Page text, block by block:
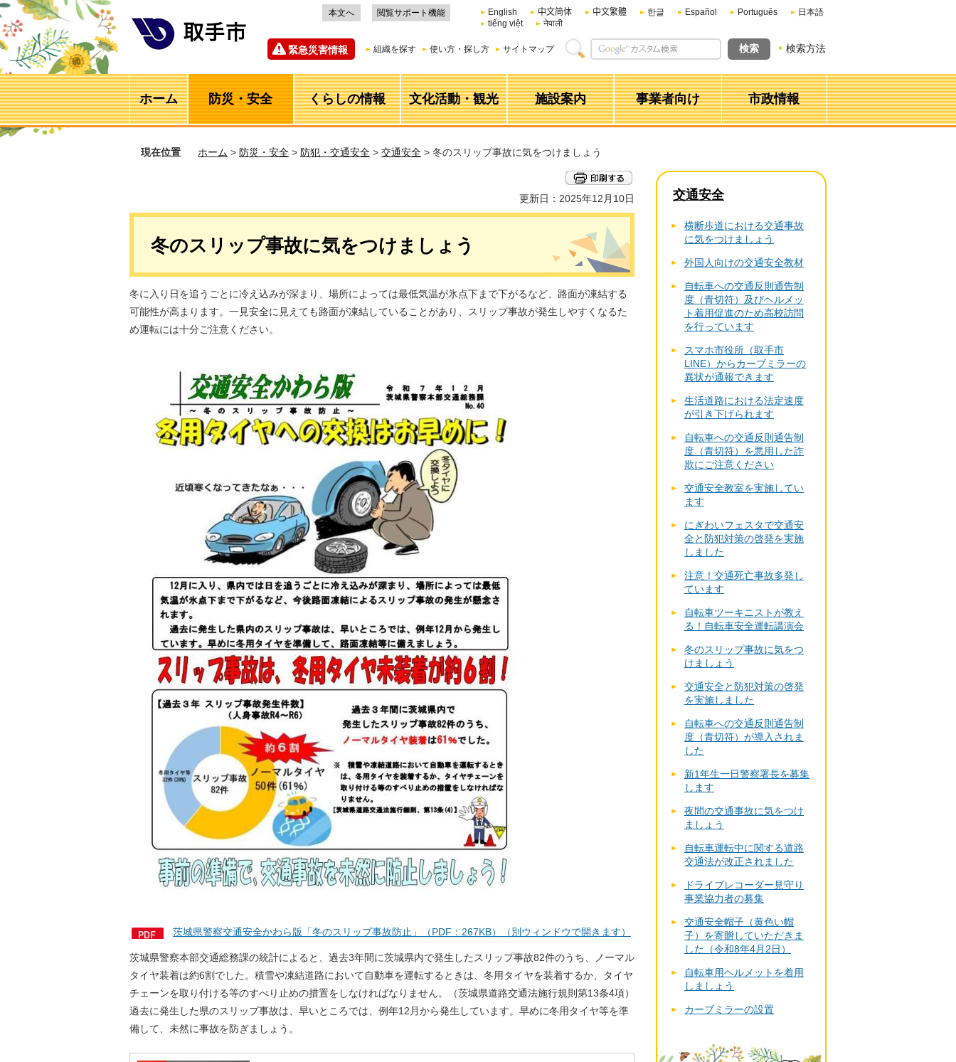
本文へ 閲覧サポート機能 English 中文简体 中文繁體 한글 Español Português
日本語
tiếng việt
नेपाली
緊急災害情報 組織を探す 使い方・探し方 サイトマップ 検索方法
ホーム 防災・安全 くらしの情報 文化活動・観光 施設案内 事業者向け 市政情報
現在位置 ホーム > 防災・安全 > 防犯・交通安全 > 交通安全 > 冬のスリップ事故に気をつけましょう
更新日：2025年12月10日
冬のスリップ事故に気をつけましょう
冬に入り日を追うごとに冷え込みが深まり、場所によっては最低気温が氷点下まで下がるなど、路面が凍結する
可能性が高まります。一見安全に見えても路面が凍結していることがあり、スリップ事故が発生しやすくなるた
め運転には十分ご注意ください。
茨城県警察交通安全かわら版「冬のスリップ事故防止」（PDF：267KB）（別ウィンドウで開きます）
茨城県警察本部交通総務課の統計によると、過去3年間に茨城県内で発生したスリップ事故82件のうち、ノーマル
タイヤ装着は約6割でした。積雪や凍結道路において自動車を運転するときは、冬用タイヤを装着するか、タイヤ
チェーンを取り付ける等のすべり止めの措置をしなければなりません。（茨城県道路交通法施行規則第13条4項）
過去に発生した県のスリップ事故は、早いところでは、例年12月から発生しています。早めに冬用タイヤ等を準
備して、未然に事故を防ぎましょう。
交通安全
横断歩道における交通事故
に気をつけましょう
外国人向けの交通安全教材
自転車への交通反則通告制
度（青切符）及びヘルメッ
ト着用促進のため高校訪問
を行っています
スマホ市役所（取手市
LINE）からカーブミラーの
異状が通報できます
生活道路における法定速度
が引き下げられます
自転車への交通反則通告制
度（青切符）を悪用した詐
欺にご注意ください
交通安全教室を実施してい
ます
にぎわいフェスタで交通安
全と防犯対策の啓発を実施
しました
注意！交通死亡事故多発し
ています
自転車ツーキニストが教え
る！自転車安全運転講演会
冬のスリップ事故に気をつ
けましょう
交通安全と防犯対策の啓発
を実施しました
自転車への交通反則通告制
度（青切符）が導入されま
した
新1年生一日警察署長を募集
します
夜間の交通事故に気をつけ
ましょう
自転車運転中に関する道路
交通法が改正されました
ドライブレコーダー見守り
事業協力者の募集
交通安全帽子（黄色い帽
子）を寄贈していただきま
した（令和8年4月2日）
自転車用ヘルメットを着用
しましょう
カーブミラーの設置